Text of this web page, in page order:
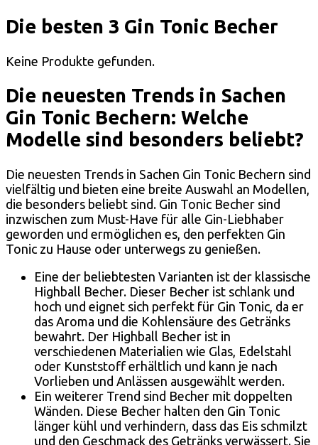
Die besten 3 Gin Tonic Becher
Keine Produkte gefunden.
Die neuesten Trends in Sachen
Gin Tonic Bechern: Welche
Modelle sind besonders beliebt?
Die neuesten Trends in Sachen Gin Tonic Bechern sind
vielfältig und bieten eine breite Auswahl an Modellen,
die besonders beliebt sind. Gin Tonic Becher sind
inzwischen zum Must-Have für alle Gin-Liebhaber
geworden und ermöglichen es, den perfekten Gin
Tonic zu Hause oder unterwegs zu genießen.
Eine der beliebtesten Varianten ist der klassische
Highball Becher. Dieser Becher ist schlank und
hoch und eignet sich perfekt für Gin Tonic, da er
das Aroma und die Kohlensäure des Getränks
bewahrt. Der Highball Becher ist in
verschiedenen Materialien wie Glas, Edelstahl
oder Kunststoff erhältlich und kann je nach
Vorlieben und Anlässen ausgewählt werden.
Ein weiterer Trend sind Becher mit doppelten
Wänden. Diese Becher halten den Gin Tonic
länger kühl und verhindern, dass das Eis schmilzt
und den Geschmack des Getränks verwässert. Sie